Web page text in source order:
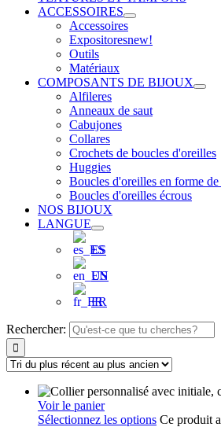
ACCESSOIRES
Accessoires
Expositoresnew!
Outils
Matériaux
COMPOSANTS DE BIJOUX
Alfileres
Anneaux de saut
Cabujones
Collares
Crochets de boucles d'oreilles
Huggies
Boucles d'oreilles en forme
Boucles d'oreilles écrous
NOS BIJOUX
LANGUE
ES
EN
FR
Rechercher:
Voir le panier
Sélectionnez les options Ce produit